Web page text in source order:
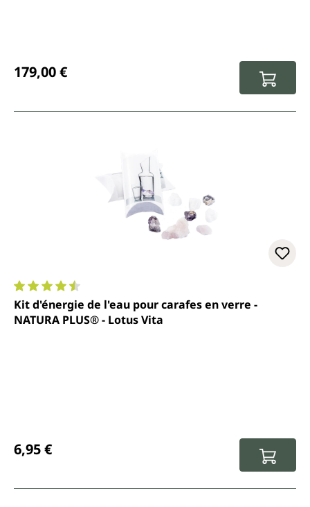
179,00 €
Note moyenne de 4.5 sur 5 étoiles
Kit d'énergie de l'eau pour carafes en verre -
NATURA PLUS® - Lotus Vita
6,95 €